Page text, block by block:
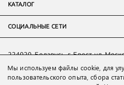
КАТАЛОГ
СОЦИАЛЬНЫЕ СЕТИ
224020, Беларусь, г. Брест, ул.
Тел:+7 993 398 36 60(WhatsApp
Тел:+375 29 205 80 10( WhatsApp,Viber
Мы используем файлы cookie, для
пользовательского опыта, сбора